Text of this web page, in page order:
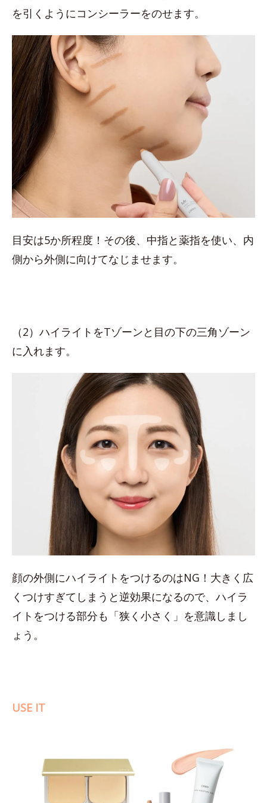
を引くようにコンシーラーをのせます。
目安は5か所程度！その後、中指と薬指を使い、内
側から外側に向けてなじませます。
（2）ハイライトをTゾーンと目の下の三角ゾーン
に入れます。
顔の外側にハイライトをつけるのはNG！大きく広
くつけすぎてしまうと逆効果になるので、ハイラ
イトをつける部分も「狭く小さく」を意識しまし
ょう。
USE IT